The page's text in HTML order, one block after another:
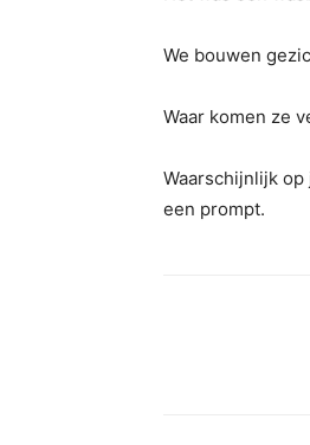
We bouwen
Waar komen ze
Waarschijnlijk
een prompt.